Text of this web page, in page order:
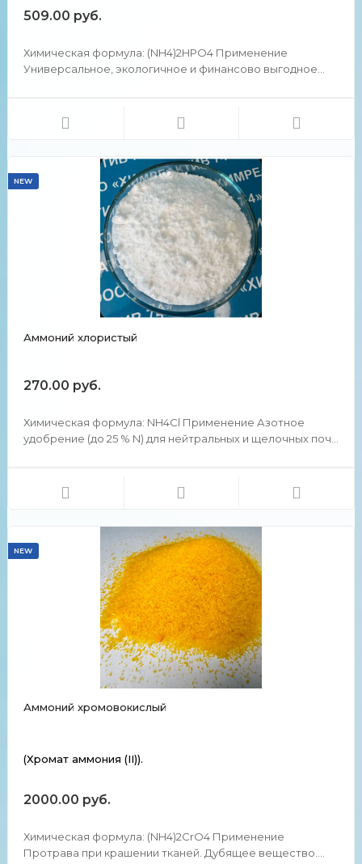
509.00 руб.
Химическая формула: (NH4)2HPO4 Применение
Универсальное, экологичное и финансово выгодное
противопожарная пропитка для тканей, древесины,
NEW
Аммоний хлористый
270.00 руб.
Химическая формула: NH4Cl Применение Азотное
удобрение (до 25 % N) для нейтральных и щелочных почв
как флюс. В гальванических элементах как компонен...
NEW
Аммоний хромовокислый
(Хромат аммония (II)).
2000.00 руб.
Химическая формула: (NH4)2CrO4 Применение
Протрава при крашении тканей. Дубящее вещество.